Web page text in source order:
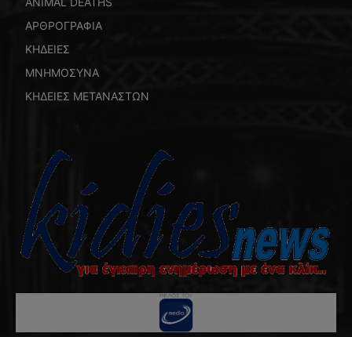
ΑΡΘΡΟΓΡΑΦΙΑ
ΚΗΔΕΙΕΣ
ΜΝΗΜΟΣΥΝΑ
ΚΗΔΕΙΕΣ ΜΕΤΑΝΑΣΤΩΝ